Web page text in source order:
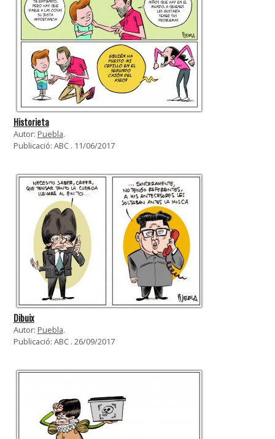
Historieta
Autor: Puebla.
Publicació: ABC . 11/06/2017
Dibuix
Autor: Puebla.
Publicació: ABC . 26/09/2017